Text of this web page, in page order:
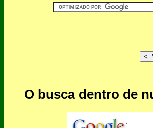
O busca dentro de